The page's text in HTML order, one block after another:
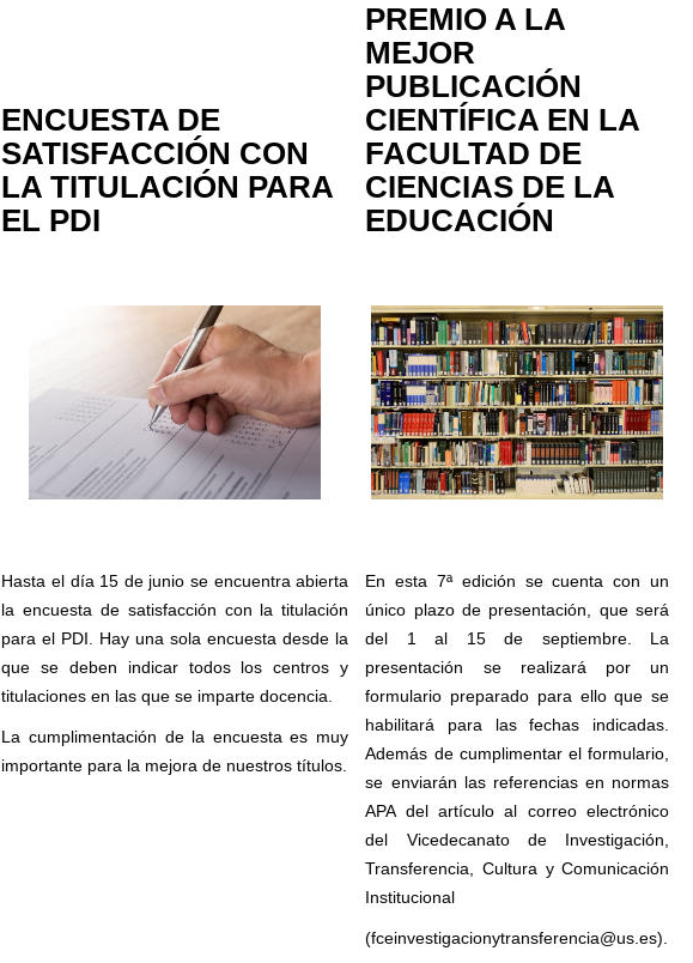
ENCUESTA DE
SATISFACCIÓN CON
LA TITULACIÓN PARA
EL PDI
PREMIO A LA
MEJOR
PUBLICACIÓN
CIENTÍFICA EN LA
FACULTAD DE
CIENCIAS DE LA
EDUCACIÓN
Hasta el día 15 de junio se encuentra abierta
la encuesta de satisfacción con la titulación
para el PDI. Hay una sola encuesta desde la
que se deben indicar todos los centros y
titulaciones en las que se imparte docencia.
La cumplimentación de la encuesta es muy
importante para la mejora de nuestros títulos.
En esta 7ª edición se cuenta con un
único plazo de presentación, que será
del 1 al 15 de septiembre. La
presentación se realizará por un
formulario preparado para ello que se
habilitará para las fechas indicadas.
Además de cumplimentar el formulario,
se enviarán las referencias en normas
APA del artículo al correo electrónico
del Vicedecanato de Investigación,
Transferencia, Cultura y Comunicación
Institucional
(fceinvestigacionytransferencia@us.es).